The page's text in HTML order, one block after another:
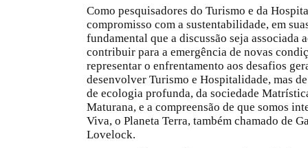
Como pesquisadores do Turismo e da
compromisso com a sustentabilidade, em
fundamental que a discussão seja associada
contribuir para a emergência de novas
representar o enfrentamento aos desafios
desenvolver Turismo e Hospitalidade, mas
de ecologia profunda, da sociedade
Maturana, e a compreensão de que somos
Viva, o Planeta Terra, também chamado de
Lovelock.